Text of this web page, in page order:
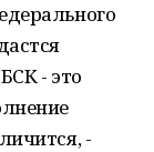
- это
-